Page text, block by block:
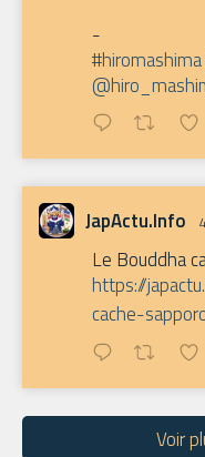
-
#hiromashima
JapActu.Info
Le Bouddha
https://
cache-
Voir